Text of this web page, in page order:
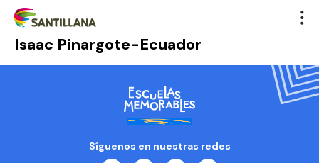
Isaac Pinargote-Ecuador
Síguenos en nuestras redes